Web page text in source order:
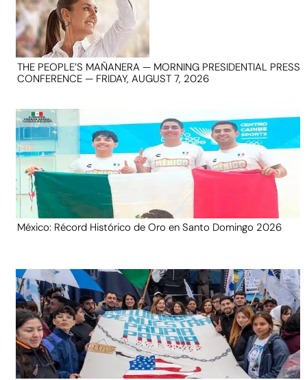
THE PEOPLE’S MAÑANERA — MORNING PRESIDENTIAL PRESS
CONFERENCE — FRIDAY, AUGUST 7, 2026
México: Récord Histórico de Oro en Santo Domingo 2026